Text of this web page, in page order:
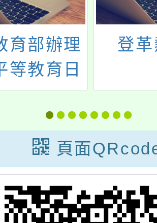
育部辦理
等教育日
關活動資
，詳如說
請查照。
登
頁面